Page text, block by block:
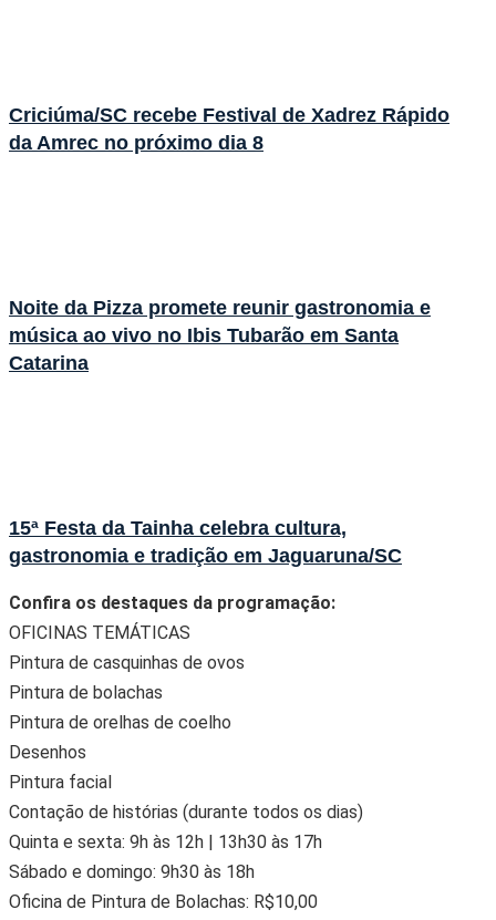
Criciúma/SC recebe Festival de Xadrez Rápido
da Amrec no próximo dia 8
Noite da Pizza promete reunir gastronomia e
música ao vivo no Ibis Tubarão em Santa
Catarina
15ª Festa da Tainha celebra cultura,
gastronomia e tradição em Jaguaruna/SC
Confira os destaques da programação:
OFICINAS TEMÁTICAS
Pintura de casquinhas de ovos
Pintura de bolachas
Pintura de orelhas de coelho
Desenhos
Pintura facial
Contação de histórias (durante todos os dias)
Quinta e sexta: 9h às 12h | 13h30 às 17h
Sábado e domingo: 9h30 às 18h
Oficina de Pintura de Bolachas: R$10,00